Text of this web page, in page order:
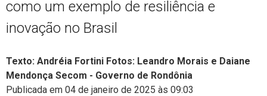
como um exemplo de resiliência e
inovação no Brasil
Texto: Andréia Fortini Fotos: Leandro Morais e Daiane
Mendonça Secom - Governo de Rondônia
Publicada em 04 de janeiro de 2025 às 09:03